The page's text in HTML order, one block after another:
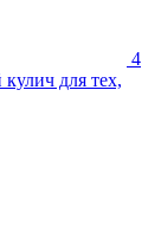
4
для тех,